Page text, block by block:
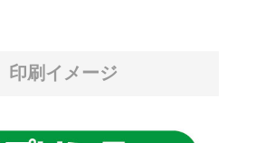
印刷イメージ